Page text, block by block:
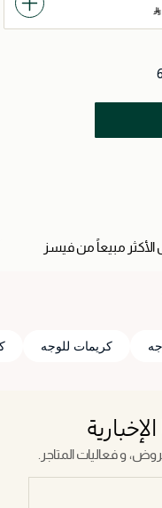
الأكثر مبيعاً من فيسز
كريمات للوجه
و فعاليات المتاجر.